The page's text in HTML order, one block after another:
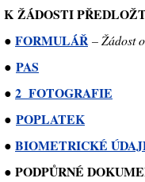
K ŽÁDOSTI
● FORMULÁŘ – Žádost
● PAS
● 2 FOTOGRAFIE
● POPLATEK
● BIOMETRICKÉ
● PODPŮRNÉ